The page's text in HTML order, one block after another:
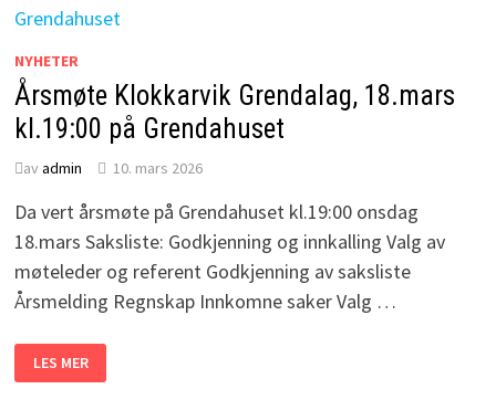
NYHETER
Årsmøte Klokkarvik Grendalag, 18.mars
kl.19:00 på Grendahuset
av admin 10. mars 2026
Da vert årsmøte på Grendahuset kl.19:00 onsdag
18.mars Saksliste: Godkjenning og innkalling Valg av
møteleder og referent Godkjenning av saksliste
Årsmelding Regnskap Innkomne saker Valg …
KLOKKARVIK
GRENDALAG,
LES MER